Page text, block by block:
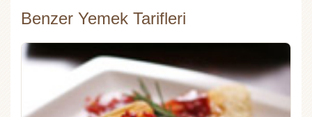
Benzer Yemek Tarifleri